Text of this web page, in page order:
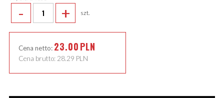
- + szt.
Cena netto: 23.00PLN
Cena brutto: 28.29 PLN